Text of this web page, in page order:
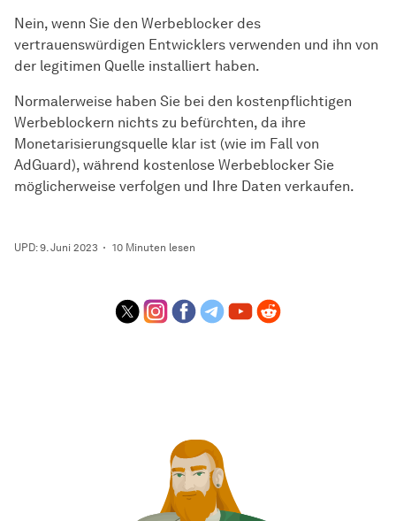
Nein, wenn Sie den Werbeblocker des
vertrauenswürdigen Entwicklers verwenden und ihn von
der legitimen Quelle installiert haben.
Normalerweise haben Sie bei den kostenpflichtigen
Werbeblockern nichts zu befürchten, da ihre
Monetarisierungsquelle klar ist (wie im Fall von
AdGuard), während kostenlose Werbeblocker Sie
möglicherweise verfolgen und Ihre Daten verkaufen.
UPD: 9. Juni 2023 10 Minuten lesen